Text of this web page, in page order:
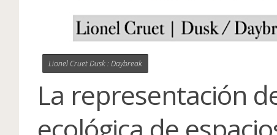
Lionel Cruet Dusk : Daybreak
La representación